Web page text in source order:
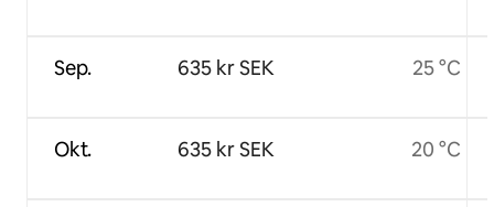
Sep.
Okt.
635 kr SEK
635 kr SEK
25 °C
20 °C